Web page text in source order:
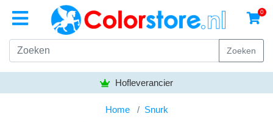
0
Zoeken
Hofleverancier
Home Snurk